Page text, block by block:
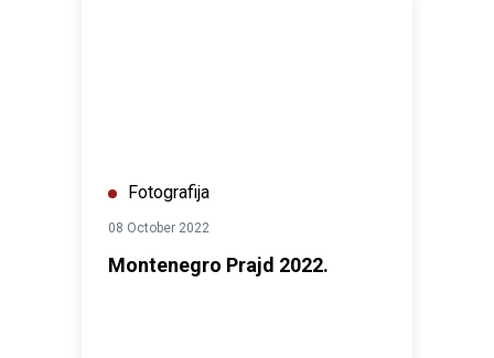
Fotografija
08 October 2022
Montenegro Prajd 2022.